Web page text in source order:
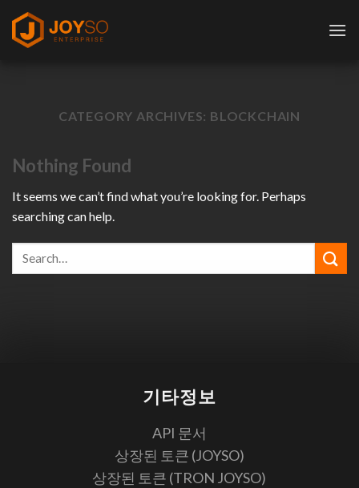
Skip
content
CATEGORY ARCHIVES: BLOCKCHAIN
Nothing Found
It seems we can’t find what you’re looking for. Perhaps
searching can help.
기타정보
API 문서
상장된 토큰 (JOYSO)
상장된 토큰 (TRON JOYSO)